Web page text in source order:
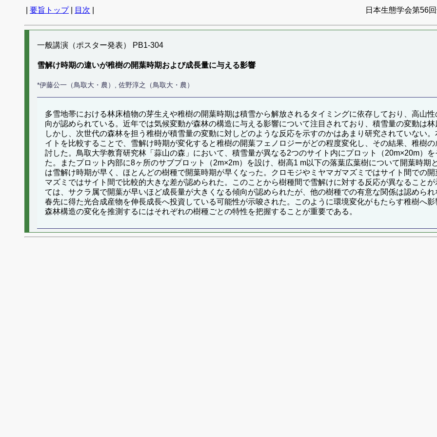
要旨トップ| 目次 日本生態学会第56
一般講演（ポスター発表） PB1-304
雪解け時期の違いが稚樹の開葉時期および成長量に与える影響
*伊藤公一（鳥取大・農）, 佐野淳之（鳥取大・農）
多雪地帯における林床植物の芽生えや稚樹の開葉時期は積雪から解放されるタイミングに依存しており、高山
向が認められている。近年では気候変動が森林の構造に与える影響について注目されており、積雪量の変動は
しかし、次世代の森林を担う稚樹が積雪量の変動に対しどのような反応を示すのかはあまり研究されていない
イトを比較することで、雪解け時期が変化すると稚樹の開葉フェノロジーがどの程度変化し、その結果、稚樹
討した。鳥取大学教育研究林「蒜山の森」において、積雪量が異なる2つのサイト内にプロット（20m×20m）
た。またプロット内部に8ヶ所のサブプロット（2m×2m）を設け、樹高1 m以下の落葉広葉樹について開葉時
は雪解け時期が早く、ほとんどの樹種で開葉時期が早くなった。クロモジやミヤマガマズミではサイト間での
マズミではサイト間で比較的大きな差が認められた。このことから樹種間で雪解けに対する反応が異なること
ては、サクラ属で開葉が早いほど成長量が大きくなる傾向が認められたが、他の樹種での有意な関係は認めら
春先に得た光合成産物を伸長成長へ投資している可能性が示唆された。このように環境変化がもたらす稚樹へ
森林構造の変化を推測するにはそれぞれの樹種ごとの特性を把握することが重要である。